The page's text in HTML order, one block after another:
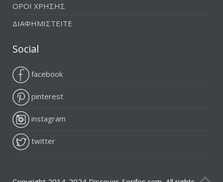
ΟΡΟΙ ΧΡΗΣΗΣ
ΔΙΑΦΗΜΙΣΤΕΙΤΕ
Social
facebook
pinterest
instagram
twitter